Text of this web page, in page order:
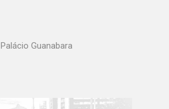
Palácio Guanabara